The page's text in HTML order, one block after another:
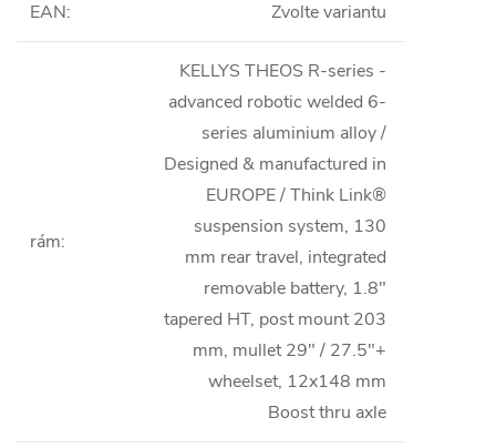
EAN: Zvolte variantu
rám:
KELLYS THEOS R-series -
advanced robotic welded 6-
series aluminium alloy /
Designed & manufactured in
EUROPE / Think Link®
suspension system, 130
mm rear travel, integrated
removable battery, 1.8"
tapered HT, post mount 203
mm, mullet 29" / 27.5"+
wheelset, 12x148 mm
Boost thru axle